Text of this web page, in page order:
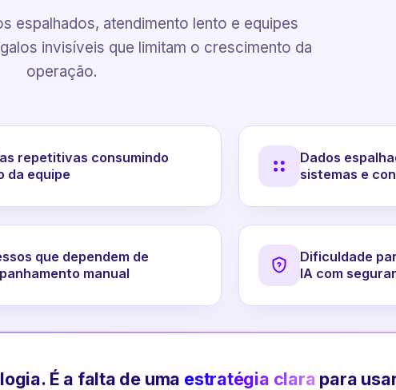
espalhados, atendimento lento e equipes
invisíveis que limitam o crescimento da
operação.
repetitivas consumindo
da equipe
Dados
sistemas e
que dependem de
manual
Dificuldade
IA com
É a falta de uma estratégia clara para